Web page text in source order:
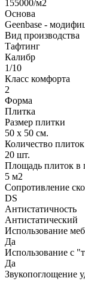
155000/м2
Основа
Geenbase -
Вид производства
Тафтинг
Калибр
1/10
Класс комфорта
2
Форма
Плитка
Размер плитки
50 х 50 см.
Количество
20 шт.
Площадь плиток в
5 м2
Сопротивление
DS
Антистатичность
Антистатический
Использование
Да
Использование с
Да
Звукопоглощение